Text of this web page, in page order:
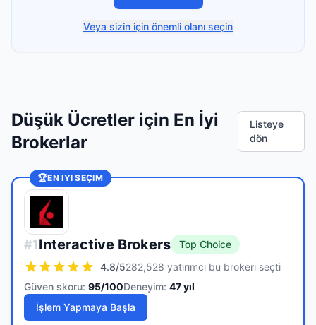
Veya sizin için önemli olanı seçin
Düşük Ücretler için En İyi
Brokerlar
Listeye
dön
🏆EN IYI SEÇIM
#1Interactive Brokers
Top Choice
4.8/5282,528 yatırımcı bu brokeri seçti
Güven skoru: 95/100Deneyim: 47yıl
İşlem Yapmaya Başla